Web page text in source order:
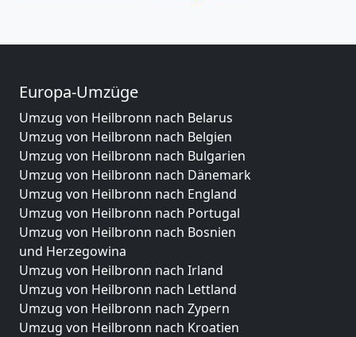
Europa-Umzüge
Umzug von Heilbronn nach Belarus
Umzug von Heilbronn nach Belgien
Umzug von Heilbronn nach Bulgarien
Umzug von Heilbronn nach Dänemark
Umzug von Heilbronn nach England
Umzug von Heilbronn nach Portugal
Umzug von Heilbronn nach Bosnien
und Herzegowina
Umzug von Heilbronn nach Irland
Umzug von Heilbronn nach Lettland
Umzug von Heilbronn nach Zypern
Umzug von Heilbronn nach Kroatien